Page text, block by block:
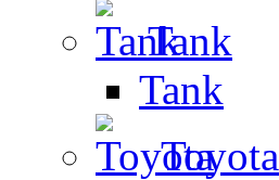
Tank
Tank
Toyota